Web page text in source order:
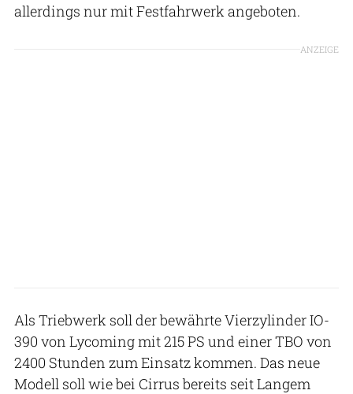
allerdings nur mit Festfahrwerk angeboten.
ANZEIGE
Als Triebwerk soll der bewährte Vierzylinder IO-
390 von Lycoming mit 215 PS und einer TBO von
2400 Stunden zum Einsatz kommen. Das neue
Modell soll wie bei Cirrus bereits seit Langem